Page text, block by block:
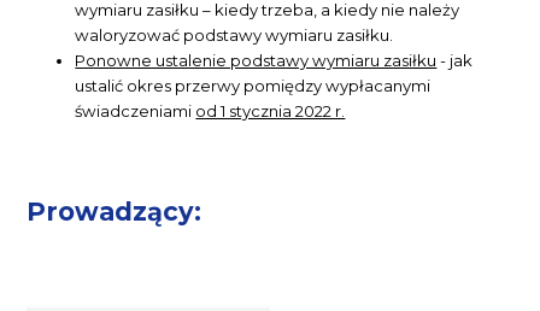
wymiaru zasiłku – kiedy trzeba, a kiedy nie należy
waloryzować podstawy wymiaru zasiłku.
Ponowne ustalenie podstawy wymiaru zasiłku - jak
ustalić okres przerwy pomiędzy wypłacanymi
świadczeniami od 1 stycznia 2022 r.
Prowadzący: